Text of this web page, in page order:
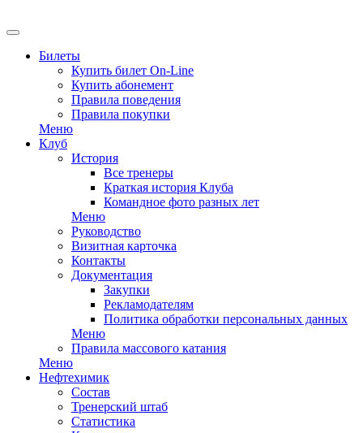
Билеты
Купить билет On-Line
Купить абонемент
Правила поведения
Правила покупки
Меню
Клуб
История
Все тренеры
Краткая история Клуба
Командное фото разных лет
Меню
Руководство
Визитная карточка
Контакты
Документация
Закупки
Рекламодателям
Политика обработки персональных данных
Меню
Правила массового катания
Меню
Нефтехимик
Состав
Тренерский штаб
Статистика